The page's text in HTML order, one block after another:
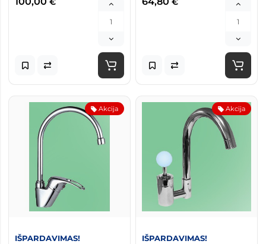
Akcija
IŠPARDAVIMAS!
Akcija
IŠPARDAVIMAS!